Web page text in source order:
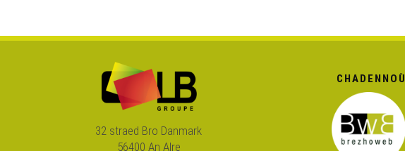
32 straed Bro Danmark
56400 An Alre